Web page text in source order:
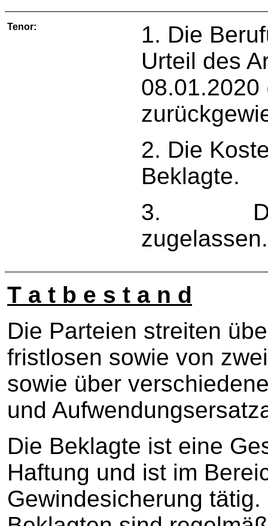
Tenor:
1. Die
Urteil des
08.01.2020
2. Die
Beklagte.
3. Die
zugelassen.
T a t b e s t a n d
Die Parteien streiten
fristlosen sowie von
sowie über
und
Die Beklagte ist eine
Haftung und ist im
Gewindesicherung